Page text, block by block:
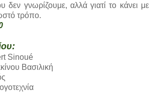
δεν γνωρίζουμε, αλλά γιατί το κάνει με
τρόπο.
Sinoué
Βασιλική